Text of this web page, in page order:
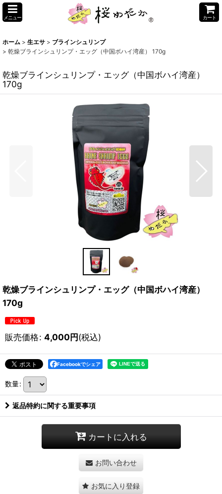
メニュー カート
ホーム > 生エサ > ブラインシュリンプ
> 乾燥ブラインシュリンプ・エッグ（中国ボハイ湾産） 170g
乾燥ブラインシュリンプ・エッグ（中国ボハイ湾産）
170g
乾燥ブラインシュリンプ・エッグ（中国ボハイ湾産）
170g
販売価格: 4,000円(税込)
Facebookでシェア
数量:
返品特約に関する重要事項
カートに入れる
お問い合わせ
お気に入り登録